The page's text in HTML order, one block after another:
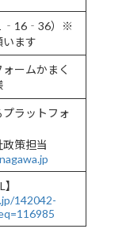
‐16‐36）※
ます
ームかまく
ラットフォ
策担当
142042-